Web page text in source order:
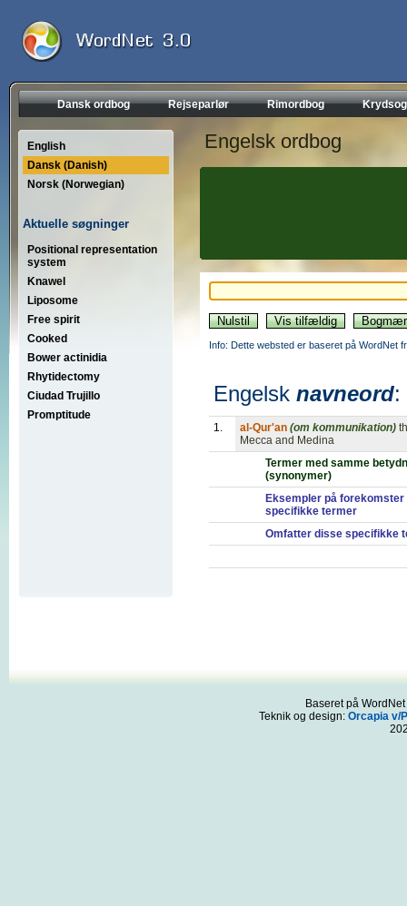
Dansk ordbog Rejseparlør Rimordbog
English
Dansk (Danish)
Norsk (Norwegian)
Aktuelle søgninger
Positional representation
system
Knawel
Liposome
Free spirit
Cooked
Bower actinidia
Rhytidectomy
Ciudad Trujillo
Promptitude
Engelsk ordbog
Info: Dette websted er baseret på WordNet
Engelsk navneord:
1. al-Qur'an (om kommunikation)
Mecca and Medina
Termer med samme
(synonymer)
Eksempler på forekomster
specifikke termer
Omfatter disse specifikke
Baseret på
Teknik og design: Orcapia v/